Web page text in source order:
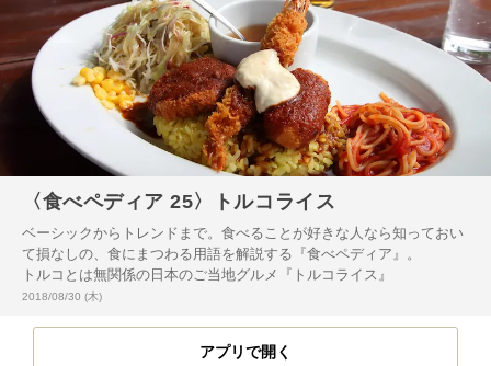
〈食べペディア 25〉トルコライス
ベーシックからトレンドまで。食べることが好きな人なら知っておい
て損なしの、食にまつわる用語を解説する『食べペディア』。
トルコとは無関係の日本のご当地グルメ『トルコライス』
投稿日:
2018/08/30 (木)
アプリで開く